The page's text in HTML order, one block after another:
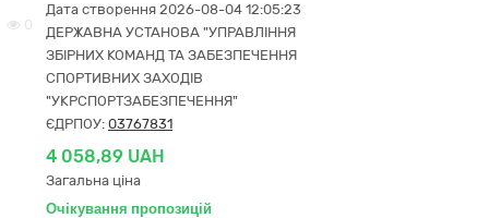
0
Дата створення 2026-08-04 12:05:23
ДЕРЖАВНА УСТАНОВА "УПРАВЛІННЯ
ЗБІРНИХ КОМАНД ТА ЗАБЕЗПЕЧЕННЯ
СПОРТИВНИХ ЗАХОДІВ
"УКРСПОРТЗАБЕЗПЕЧЕННЯ"
ЄДРПОУ: 03767831
4 058,89 UAH
Загальна ціна
Очікування пропозицій